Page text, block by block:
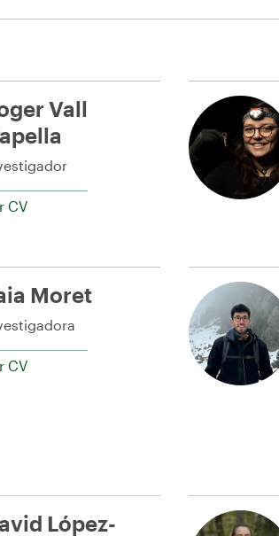
Vall
CV
Moret
CV
López-